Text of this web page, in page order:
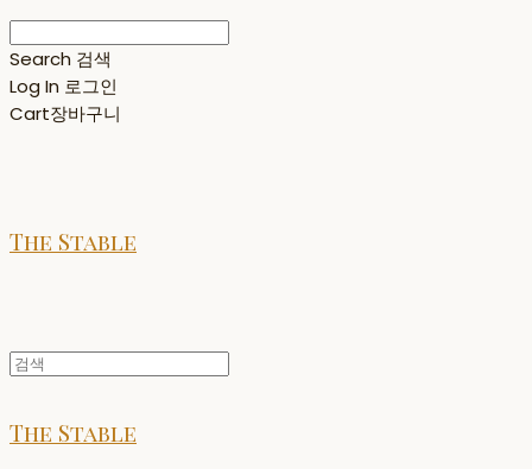
Search 검색
Log In 로그인
Cart장바구니
The Stable
The Stable